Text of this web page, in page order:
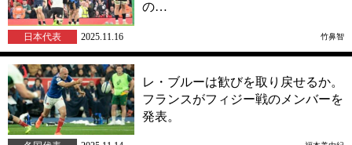
の…
日本代表 2025.11.16 竹鼻智
レ・ブルーは歓びを取り戻せるか。
フランスがフィジー戦のメンバーを
発表。